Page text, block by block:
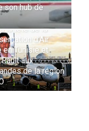
Saadia Zahidi
sans
en musique…
dimension
inédite. « Gnawa
», le célèbre
algérien, pilier de